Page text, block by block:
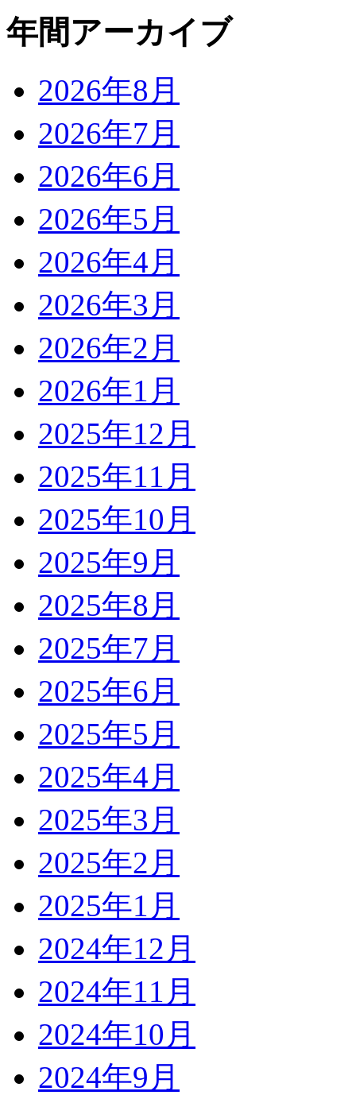
年間アーカイブ
2026年8月
2026年7月
2026年6月
2026年5月
2026年4月
2026年3月
2026年2月
2026年1月
2025年12月
2025年11月
2025年10月
2025年9月
2025年8月
2025年7月
2025年6月
2025年5月
2025年4月
2025年3月
2025年2月
2025年1月
2024年12月
2024年11月
2024年10月
2024年9月